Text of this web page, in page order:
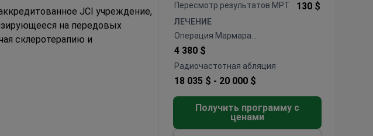
JCI учреждение,
на передовых
склеротерапию и
с показателем успеха 94%
Пересмотр результатов МРТ 130 $
ЛЕЧЕНИЕ
Операция Мармара
(субингвинальная
варикоцелэктомия)
4 380 $
Радиочастотная абляция
18 035 $ - 20 000 $
Получить программу с
ценами